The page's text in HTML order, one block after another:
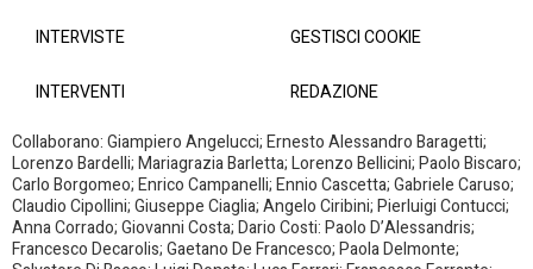
INTERVISTE
INTERVENTI
GESTISCI COOKIE
REDAZIONE
Collaborano: Giampiero Angelucci; Ernesto Alessandro Baragetti;
Lorenzo Bardelli; Mariagrazia Barletta; Lorenzo Bellicini; Paolo Biscaro;
Carlo Borgomeo; Enrico Campanelli; Ennio Cascetta; Gabriele Caruso;
Claudio Cipollini; Giuseppe Ciaglia; Angelo Ciribini; Pierluigi Contucci;
Anna Corrado; Giovanni Costa; Dario Costi: Paolo D’Alessandris;
Francesco Decarolis; Gaetano De Francesco; Paola Delmonte;